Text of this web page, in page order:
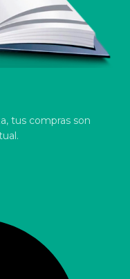
tus compras son